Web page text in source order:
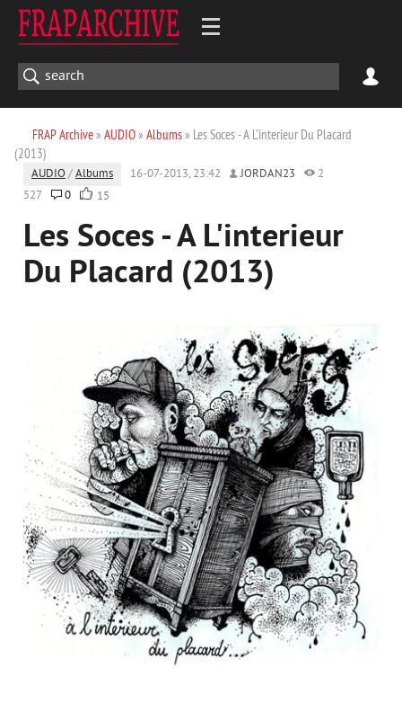
FRAP Archive» AUDIO» Albums» Les Soces - A L'interieur Du Placard
(2013)
AUDIO /Albums 16-07-2013, 23:42 JORDAN23
2
527
0 15
Les Soces - A L'interieur
Du Placard (2013)